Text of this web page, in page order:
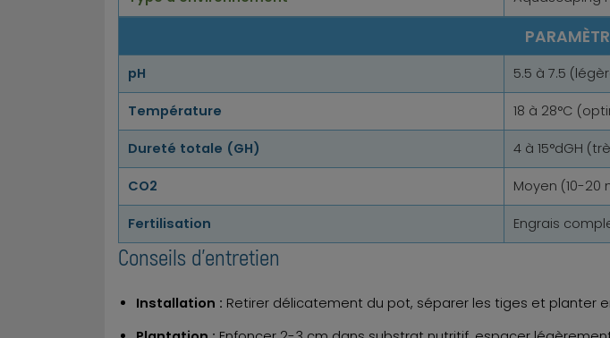
pH 5.5 à 7.5
Température 18 à 28°C
Dureté totale (GH) 4 à 15°dGH
CO2 Moyen (10-
Fertilisation Engrais
Conseils d'entretien
Installation : Retirer délicatement du pot, séparer les tiges et planter